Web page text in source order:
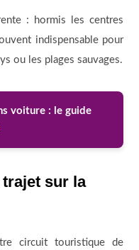
: hormis les centres
indispensable pour
ou les plages sauvages.
voiture : le guide
sur la
circuit touristique de